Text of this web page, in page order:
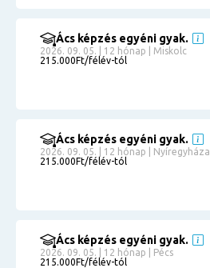
Ács képzés egyéni gyak.
2026. 09. 05. | 12 hónap | Miskolc
215.000Ft/félév-tól
Ács képzés egyéni gyak.
2026. 09. 05. | 12 hónap | Nyíregyháza
215.000Ft/félév-tól
Ács képzés egyéni gyak.
2026. 09. 05. | 12 hónap | Pécs
215.000Ft/félév-tól